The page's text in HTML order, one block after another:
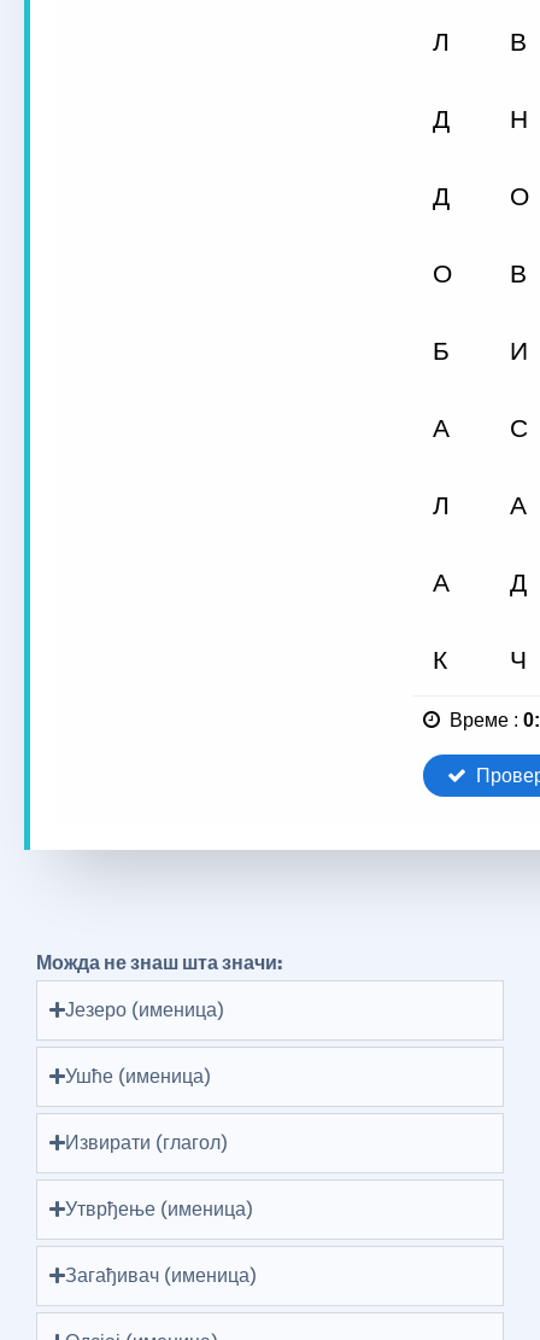
Можда не знаш шта значи:
Језеро (именица)
Ушће (именица)
Извирати (глагол)
Утврђење (именица)
Загађивач (именица)